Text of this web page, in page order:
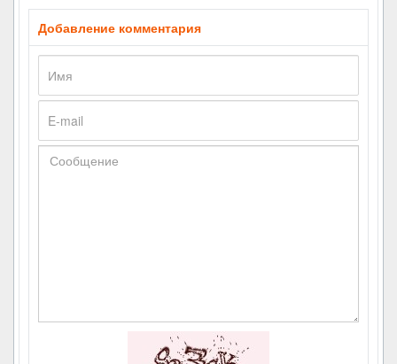
Добавление комментария